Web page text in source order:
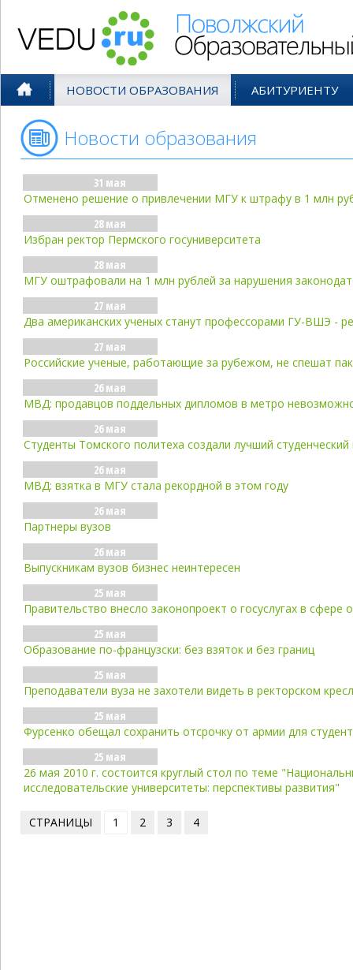
НОВОСТИ ОБРАЗОВАНИЯ АБИТУРИЕНТУ
Новости образования
31 мая
Отменено решение о привлечении МГУ к штрафу в 1 млн
28 мая
Избран ректор Пермского госуниверситета
28 мая
МГУ оштрафовали на 1 млн рублей за нарушения
27 мая
Два американских ученых станут профессорами ГУ-ВШЭ -
27 мая
Российские ученые, работающие за рубежом, не спешат
26 мая
МВД: продавцов поддельных дипломов в метро
26 мая
Студенты Томского политеха создали лучший студенческий
26 мая
МВД: взятка в МГУ стала рекордной в этом году
26 мая
Партнеры вузов
26 мая
Выпускникам вузов бизнес неинтересен
25 мая
Правительство внесло законопроект о госуслугах в сфере
25 мая
Образование по-французски: без взяток и без границ
25 мая
Преподаватели вуза не захотели видеть в ректорском
25 мая
Фурсенко обещал сохранить отсрочку от армии для
25 мая
26 мая 2010 г. состоится круглый стол по теме
исследовательские университеты: перспективы развития"
СТРАНИЦЫ 1 2 3 4